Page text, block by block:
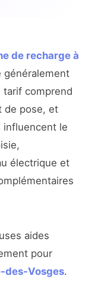
de recharge à
généralement
tarif comprend
de pose, et
influencent le
électrique et
aides
pour
des-Vosges.